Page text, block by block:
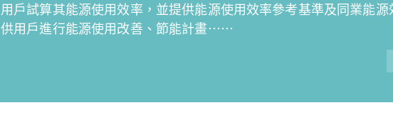
用戶試算其能源使用效率，並提供能源使用效率參考基準及同業能源
供用戶進行能源使用改善、節能計畫⋯⋯